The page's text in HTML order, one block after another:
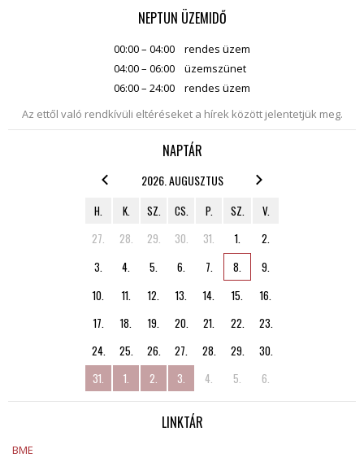
NEPTUN ÜZEMIDŐ
00:00 – 04:00
rendes üzem
04:00 – 06:00
üzemszünet
06:00 – 24:00
rendes üzem
Az ettől való rendkívüli eltéréseket a hírek között jelentetjük meg.
NAPTÁR
2026. AUGUSZTUS
H. K. SZ. CS. P. SZ.
V.
27.
28. 29. 30. 31. 1.
2.
3.
4. 5. 6. 7. 8.
9.
10.
11. 12. 13. 14. 15.
16.
17.
18. 19. 20. 21. 22.
23.
24.
25. 26. 27. 28. 29.
30.
31.
1. 2. 3. 4. 5. 6.
LINKTÁR
BME